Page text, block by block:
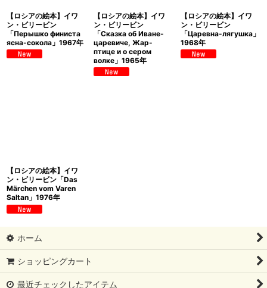
【ロシアの絵本】イワ
ン・ビリービン
「Перышко финиста
ясна-сокола」1967年
【ロシアの絵本】イワ
ン・ビリービン
「Сказка об Иване-
царевиче, Жар-
птице и о сером
волке」1965年
【ロシアの絵本】イワ
ン・ビリービン
「Царевна-лягушка」
1968年
【ロシアの絵本】イワ
ン・ビリービン「Das
Märchen vom Varen
Saltan」1976年
ホーム
ショッピングカート
最近チェックしたアイテム